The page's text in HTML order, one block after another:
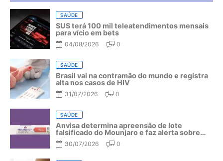
SAÚDE
SUS terá 100 mil teleatendimentos mensais
para vício em bets
04/08/2026 0
SAÚDE
Brasil vai na contramão do mundo e registra
alta nos casos de HIV
31/07/2026 0
SAÚDE
Anvisa determina apreensão de lote
falsificado do Mounjaro e faz alerta sobre
riscos do medicamento
30/07/2026 0